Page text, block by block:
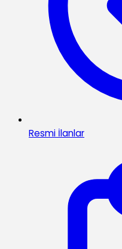
Resmi İlanlar